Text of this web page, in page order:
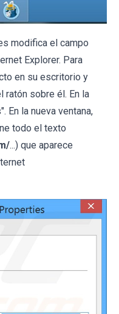
modifica el campo
Explorer. Para
en su escritorio y
ratón sobre él. En la
En la nueva ventana,
todo el texto
...) que aparece